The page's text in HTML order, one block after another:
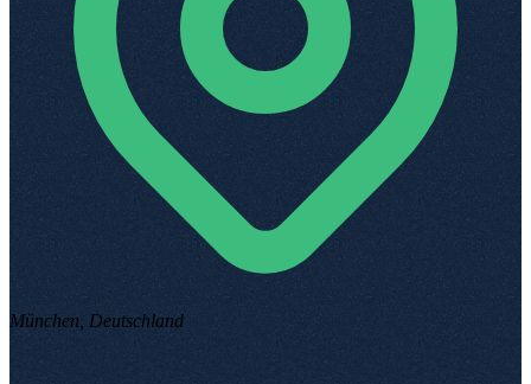
München, Deutschland